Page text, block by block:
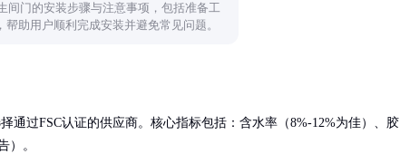
间门的安装步骤与注意事项，包括准备工
助用户顺利完成安装并避免常见问题。
通过FSC认证的供应商。核心指标包括：含水率（8%-12%为佳）、胶
）。